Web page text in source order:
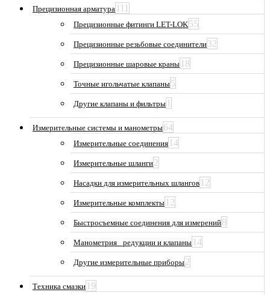
Прецизионная арматура 111
Прецизионные фитинги LET-LOK55
Прецизионные резьбовые соединители32
Прецизионные шаровые краны 18
Точные игольчатые клапаны5
Другие клапаны и фильтры 1
Измерительные системы и манометры64
Измерительные соединения 14
Измерительные шланги2
Насадки для измерительных шлангов 12
Измерительные комплекты 12
Быстросъемные соединения для измерений8
Манометрия_ редукции и клапаны 14
Другие измерительные приборы2
Техника смазки 19